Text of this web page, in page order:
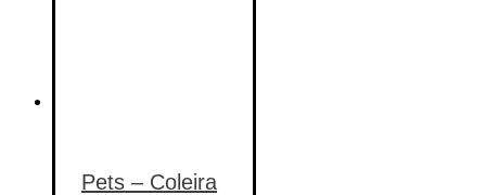
Pets – Coleira